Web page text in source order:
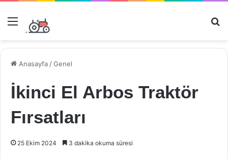
Menü
Anasayfa /Genel
İkinci El Arbos Traktör
Fırsatları
25 Ekim 2024 3 dakika okuma süresi